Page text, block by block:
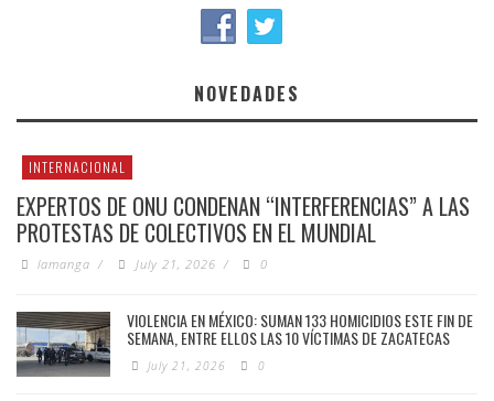
NOVEDADES
INTERNACIONAL
EXPERTOS DE ONU CONDENAN “INTERFERENCIAS” A LAS
PROTESTAS DE COLECTIVOS EN EL MUNDIAL
lamanga / July 21, 2026 / 0
VIOLENCIA EN MÉXICO: SUMAN 133 HOMICIDIOS ESTE FIN DE
SEMANA, ENTRE ELLOS LAS 10 VÍCTIMAS DE ZACATECAS
July 21, 2026 0